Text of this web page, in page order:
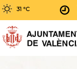
31 °C